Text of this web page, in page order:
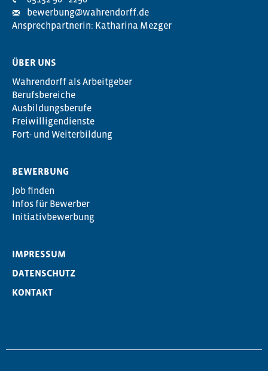
bewerbung@wahrendorff.de
Ansprechpartnerin: Katharina Mezger
ÜBER UNS
Wahrendorff als Arbeitgeber
Berufsbereiche
Ausbildungsberufe
Freiwilligendienste
Fort- und Weiterbildung
BEWERBUNG
Job finden
Infos für Bewerber
Initiativbewerbung
IMPRESSUM
DATENSCHUTZ
KONTAKT